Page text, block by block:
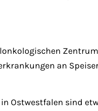
an
Ostwestfalen sind